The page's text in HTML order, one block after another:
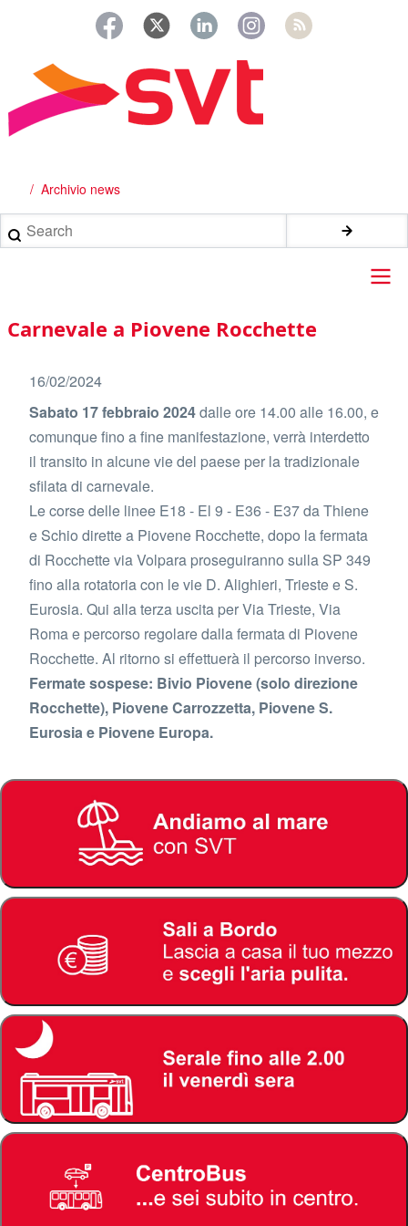
principale
Briciole
di
pane
Archivio news
Search
Main
navigation
Carnevale a Piovene Rocchette
16/02/2024
Sabato 17 febbraio 2024dalle ore 14.00 alle 16.00, e
comunque fino a fine manifestazione, verrà interdetto
il transito in alcune vie del paese per la tradizionale
sfilata di carnevale.
Le corse delle linee E18 - El 9 - E36 - E37 da Thiene
e Schio dirette a Piovene Rocchette, dopo la fermata
di Rocchette via Volpara proseguiranno sulla SP 349
fino alla rotatoria con le vie D. Alighieri, Trieste e S.
Eurosia. Qui alla terza uscita per Via Trieste, Via
Roma e percorso regolare dalla fermata di Piovene
Rocchette. Al ritorno si effettuerà il percorso inverso.
Fermate sospese: Bivio Piovene (solo direzione
Rocchette), Piovene Carrozzetta, Piovene S.
Eurosia e Piovene Europa.